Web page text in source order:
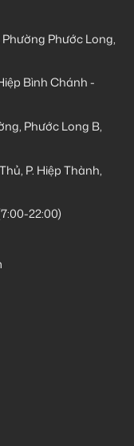
Phước Long,
Bình Chánh -
Phước Long B,
P. Hiệp Thành,
22:00)